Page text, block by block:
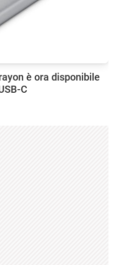
è ora disponibile
C